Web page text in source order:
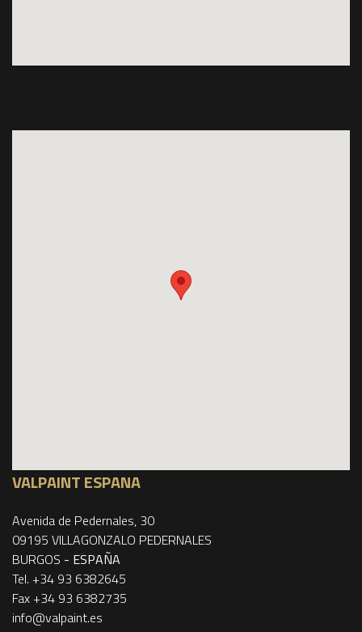
VALPAINT ESPANA
Avenida de Pedernales, 30
09195 VILLAGONZALO PEDERNALES
BURGOS - ESPAÑA
Tel. +34 93 6382645
Fax +34 93 6382735
info@valpaint.es